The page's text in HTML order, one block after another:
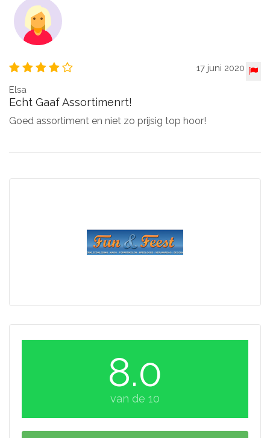
17 juni 2020
Elsa
Echt Gaaf Assortimenrt!
Goed assortiment en niet zo prijsig top hoor!
8.0
van de 10